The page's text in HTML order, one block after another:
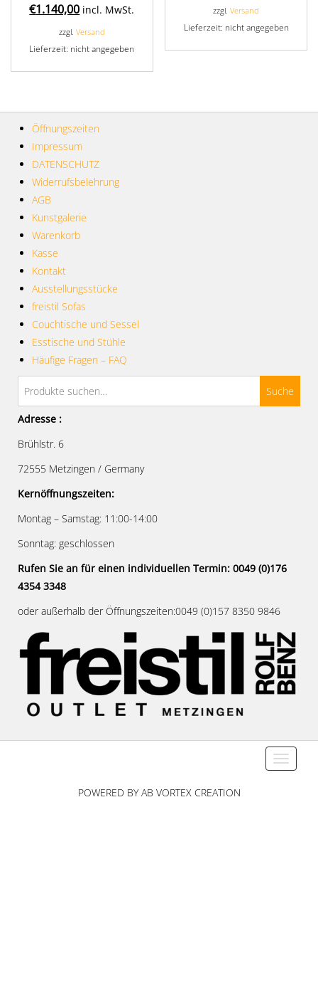
€1.140,00 incl. MwSt.
zzgl. Versand
Lieferzeit: nicht angegeben
zzgl.Versand
Lieferzeit: nicht angegeben
Öffnungszeiten
Impressum
DATENSCHUTZ
Widerrufsbelehrung
AGB
Kunstgalerie
Warenkorb
Kasse
Kontakt
Ausstellungsstücke
freistil Sofas
Couchtische und Sessel
Esstische und Stühle
Häufige Fragen – FAQ
Suche
Adresse :
Brühlstr. 6
72555 Metzingen / Germany
Kernöffnungszeiten:
Montag – Samstag: 11:00-14:00
Sonntag: geschlossen
Rufen Sie an für einen individuellen Termin: 0049 (0)176
4354 3348
oder außerhalb der Öffnungszeiten:0049 (0)157 8350 9846
Toggle
POWERED BY AB VORTEX CREATION